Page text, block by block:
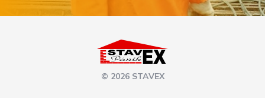
© 2026 STAVEX